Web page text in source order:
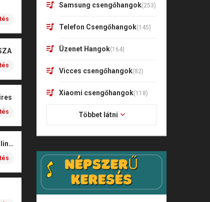
Coals – Traces (feat. Molina)
Samsung csengőhangok(253)
Telefon Csengőhangok(145)
Üzenet Hangok(164)
Vicces csengőhangok(82)
Xiaomi csengőhangok(118)
Többet látni